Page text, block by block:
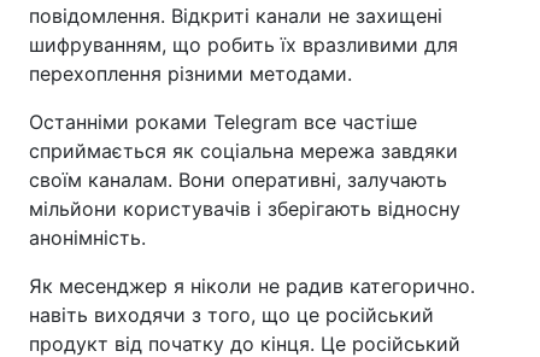
повідомлення. Відкриті канали не захищені
шифруванням, що робить їх вразливими для
перехоплення різними методами.
Останніми роками Telegram все частіше
сприймається як соціальна мережа завдяки
своїм каналам. Вони оперативні, залучають
мільйони користувачів і зберігають відносну
анонімність.
Як месенджер я ніколи не радив категорично.
навіть виходячи з того, що це російський
продукт від початку до кінця. Це російський